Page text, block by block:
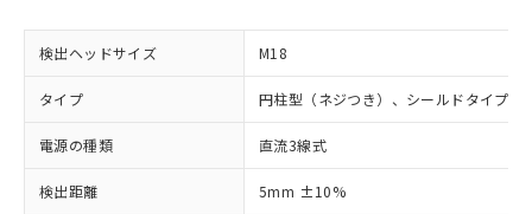
検出ヘッドサイズ M18
タイプ 円柱型（ネジつき）、シールドタイプ、
電源の種類 直流3線式
検出距離 5mm ±10%